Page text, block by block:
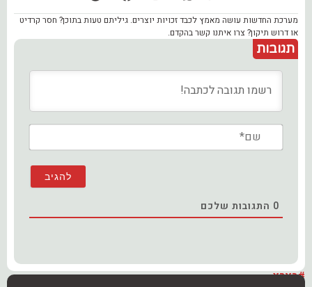
מערכת החדשות עושה מאמץ לכבד זכויות יוצרים. גיליתם טעות בתוכן? חסר קרדיט
או דרוש תיקון? צרו איתנו קשר בהקדם.
תגובות
0 התגובות שלכם
#בארץ